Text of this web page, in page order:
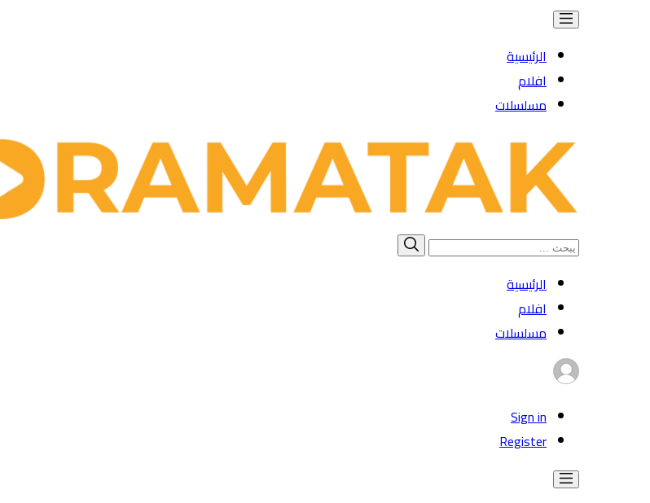
الرئيسية
افلام
مسلسلات
Search
بحث
الرئيسية
افلام
مسلسلات
Sign in
Register